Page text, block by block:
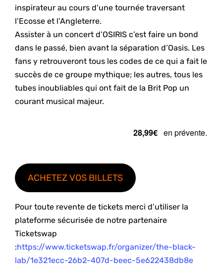
inspirateur au cours d’une tournée traversant
l’Ecosse et l’Angleterre.
Assister à un concert d’OSIRIS c’est faire un bond
dans le passé, bien avant la séparation d’Oasis. Les
fans y retrouveront tous les codes de ce qui a fait le
succès de ce groupe mythique; les autres, tous les
tubes inoubliables qui ont fait de la Brit Pop un
courant musical majeur.
28,99€ en prévente.
ACHETEZ VOS BILLETS
Pour toute revente de tickets merci d’utiliser la
plateforme sécurisée de notre partenaire
Ticketswap
:https://www.ticketswap.fr/organizer/the-black-
lab/1e321ecc-26b2-407d-beec-5e622438db8e